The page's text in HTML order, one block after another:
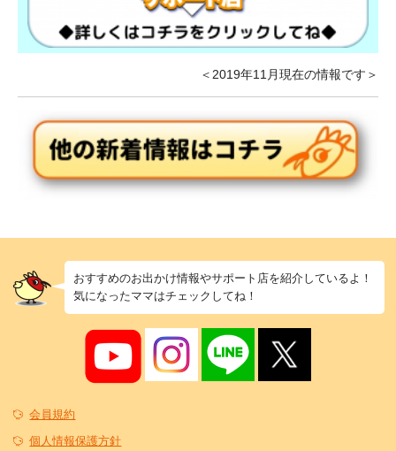
＜2019年11月現在の情報です＞
おすすめのお出かけ情報やサポート店を紹介しているよ！
気になったママはチェックしてね！
会員規約
個人情報保護方針